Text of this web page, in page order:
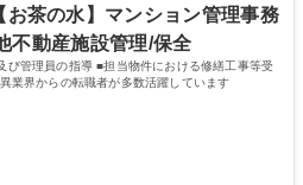
茶の水】マンション管理事務
不動産施設管理/保全
び管理員の指導 ■担当物件における修繕工事等受
界からの転職者が多数活躍しています